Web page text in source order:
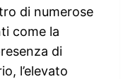
di numerose
come la
di
l’elevato